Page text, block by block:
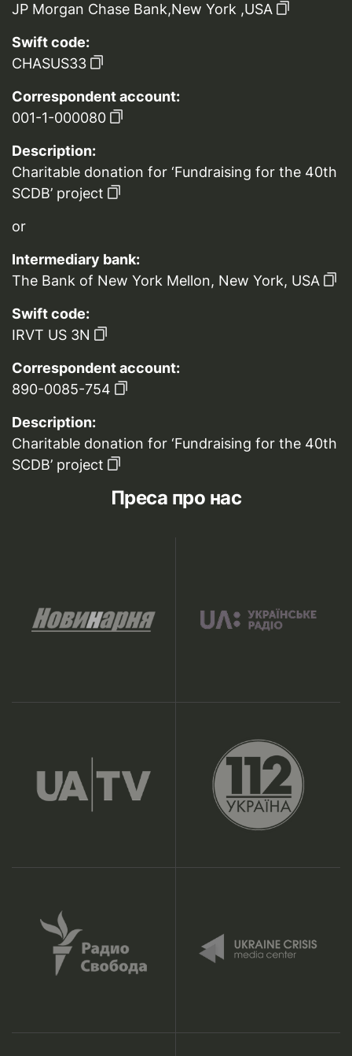
JP Morgan Chase Bank,New York ,USA
Swift code:
CHASUS33
Correspondent account:
001-1-000080
Description:
Charitable donation for ‘Fundraising for the 40th
SCDB’ project
or
Intermediary bank:
The Bank of New York Mellon, New York, USA
Swift code:
IRVT US 3N
Correspondent account:
890-0085-754
Description:
Charitable donation for ‘Fundraising for the 40th
SCDB’ project
Преса про нас